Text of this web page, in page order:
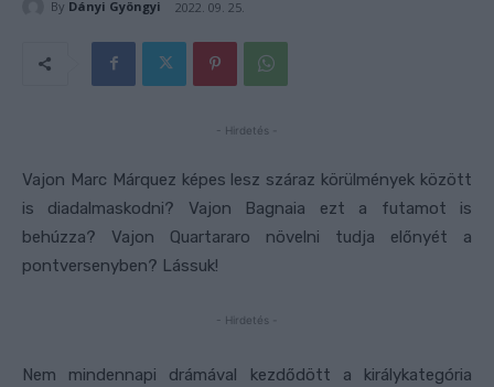
By Dányi Gyöngyi 2022. 09. 25.
- Hirdetés -
Vajon Marc Márquez képes lesz száraz körülmények között
is diadalmaskodni? Vajon Bagnaia ezt a futamot is
behúzza? Vajon Quartararo növelni tudja előnyét a
pontversenyben? Lássuk!
- Hirdetés -
Nem mindennapi drámával kezdődött a királykategória